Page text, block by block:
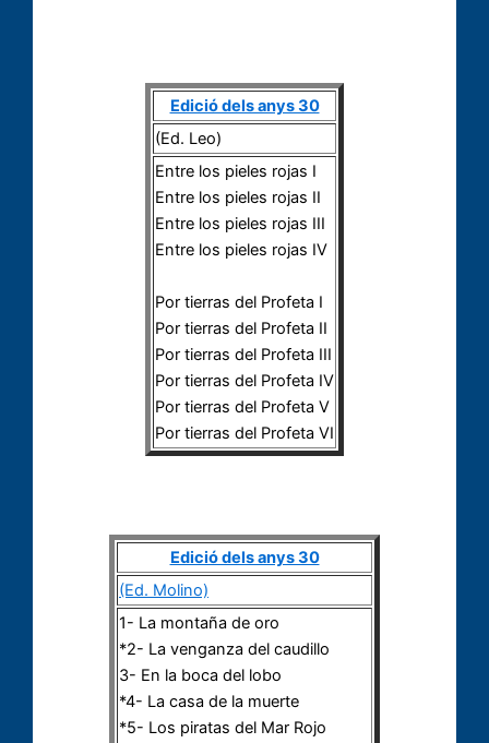
Edició dels anys 30
(Ed. Leo)
Entre los pieles rojas I
Entre los pieles rojas II
Entre los pieles rojas III
Entre los pieles rojas IV
Por tierras del Profeta I
Por tierras del Profeta II
Por tierras del Profeta III
Por tierras del Profeta IV
Por tierras del Profeta V
Por tierras del Profeta VI
Edició dels anys 30
(Ed. Molino)
1- La montaña de oro
*2- La venganza del caudillo
3- En la boca del lobo
*4- La casa de la muerte
*5- Los piratas del Mar Rojo